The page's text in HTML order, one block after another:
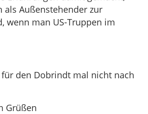
als Außenstehender zur
wenn man US-Truppen im
für den Dobrindt mal nicht nach
Grüßen